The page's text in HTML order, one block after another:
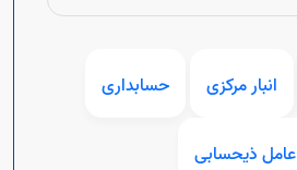
انبار مرکزی حسابداری
عامل ذیحسابی